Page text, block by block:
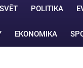
SVĚT POLITIKA
EKONOMIKA